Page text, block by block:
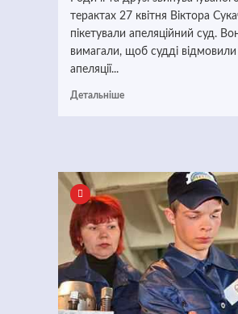
терактах 27 квітня Віктора
пікетували апеляційний суд.
вимагали, щоб судді відмовили
апеляції...
Детальніше